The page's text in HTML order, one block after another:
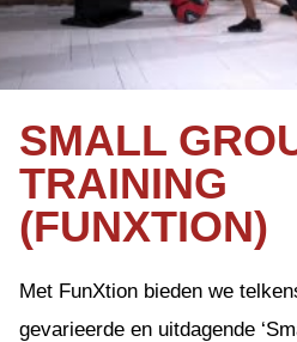
SMALL
TRAINING
(FUNXTION)
Met FunXtion bieden we
gevarieerde en uitdagende